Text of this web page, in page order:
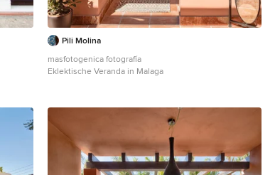
Pili Molina
masfotogenica fotografía
Eklektische Veranda in Malaga